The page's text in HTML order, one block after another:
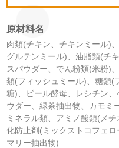
原材料名
肉類(チキン、チキンミール)
グルテンミール)、油脂類(チ
スパウダー、でん粉類(米粉)
類(フィッシュミール)、糖類(
糖)、ビール酵母、レシチン
ウダー、緑茶抽出物、カモミ
ミネラル類、アミノ酸類(メ
化防止剤(ミックストコフェ
マリー抽出物)